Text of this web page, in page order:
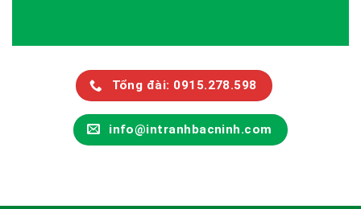
Tổng đài: 0915.278.598
info@intranhbacninh.com